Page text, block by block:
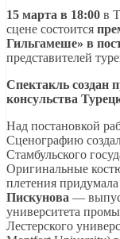
15 марта в 18:00 в
сцене состоится
Гильгамеше» в
представителей
Спектакль создан
консульства
Над постановкой
Сценографию
Стамбульского
Оригинальные
плетения
Пискунова —
университета
Лестерского